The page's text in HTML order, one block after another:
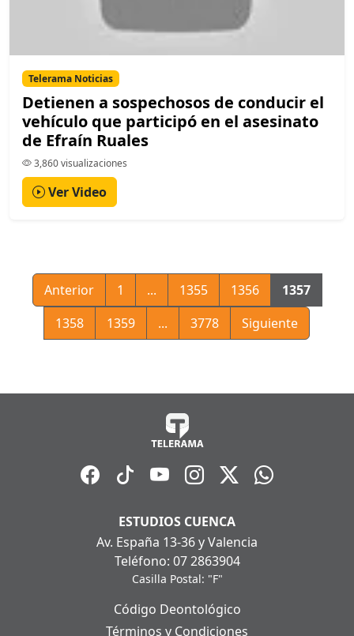
Telerama Noticias
Detienen a sospechosos de conducir el
vehículo que participó en el asesinato
de Efraín Ruales
3,860 visualizaciones
Ver Video
Anterior 1 ... 1355 1356
1357
1358
1359 ... 3778 Siguiente
ESTUDIOS CUENCA
Av. España 13-36 y Valencia
Teléfono: 07 2863904
Casilla Postal: "F"
Código Deontológico
Términos y Condiciones